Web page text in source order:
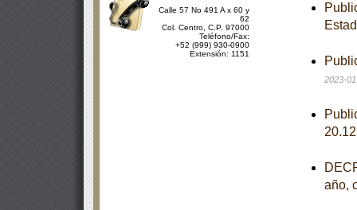
Calle 57 No 491 A x 60 y
62
Col. Centro, C.P. 97000
Teléfono/Fax:
+52 (999) 930-0900
Extensión: 1151
2023-
año,